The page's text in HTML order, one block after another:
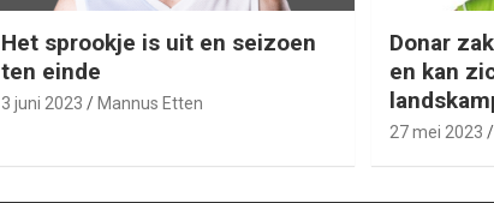
Het sprookje is uit en seizoen
ten einde
3 juni 2023 Mannus Etten
Donar
en kan
27 mei 2023